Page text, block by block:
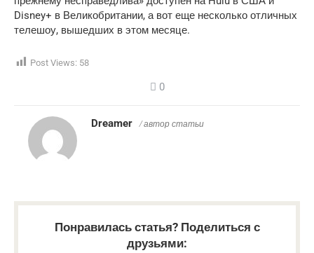
Disney+ в Великобритании, а вот еще несколько отличных
телешоу, вышедших в этом месяце.
Post Views: 58
0
Dreamer / автор статьи
Понравилась статья? Поделиться с
друзьями: